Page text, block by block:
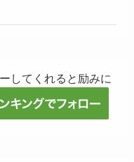
してくれると励みに